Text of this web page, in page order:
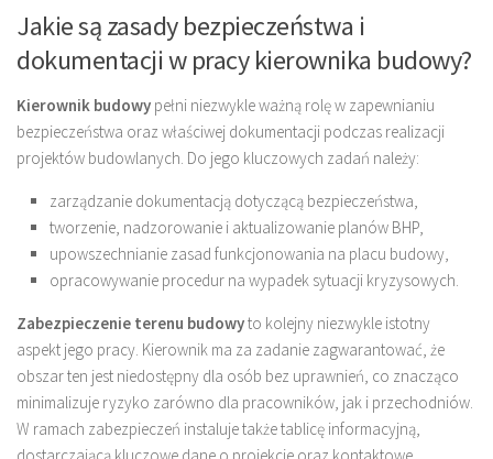
Jakie są zasady bezpieczeństwa i
dokumentacji w pracy kierownika budowy?
Kierownik budowy pełni niezwykle ważną rolę w zapewnianiu
bezpieczeństwa oraz właściwej dokumentacji podczas realizacji
projektów budowlanych. Do jego kluczowych zadań należy:
zarządzanie dokumentacją dotyczącą bezpieczeństwa,
tworzenie, nadzorowanie i aktualizowanie planów BHP,
upowszechnianie zasad funkcjonowania na placu budowy,
opracowywanie procedur na wypadek sytuacji kryzysowych.
Zabezpieczenie terenu budowyto kolejny niezwykle istotny
aspekt jego pracy. Kierownik ma za zadanie zagwarantować, że
obszar ten jest niedostępny dla osób bez uprawnień, co znacząco
minimalizuje ryzyko zarówno dla pracowników, jak i przechodniów.
W ramach zabezpieczeń instaluje także tablicę informacyjną,